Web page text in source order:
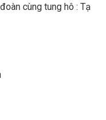
cùng tung hô : Tạ